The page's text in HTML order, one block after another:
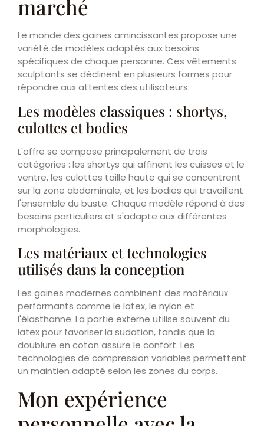
marché
Le monde des gaines amincissantes propose une
variété de modèles adaptés aux besoins
spécifiques de chaque personne. Ces vêtements
sculptants se déclinent en plusieurs formes pour
répondre aux attentes des utilisateurs.
Les modèles classiques : shortys,
culottes et bodies
L'offre se compose principalement de trois
catégories : les shortys qui affinent les cuisses et le
ventre, les culottes taille haute qui se concentrent
sur la zone abdominale, et les bodies qui travaillent
l'ensemble du buste. Chaque modèle répond à des
besoins particuliers et s'adapte aux différentes
morphologies.
Les matériaux et technologies
utilisés dans la conception
Les gaines modernes combinent des matériaux
performants comme le latex, le nylon et
l'élasthanne. La partie externe utilise souvent du
latex pour favoriser la sudation, tandis que la
doublure en coton assure le confort. Les
technologies de compression variables permettent
un maintien adapté selon les zones du corps.
Mon expérience